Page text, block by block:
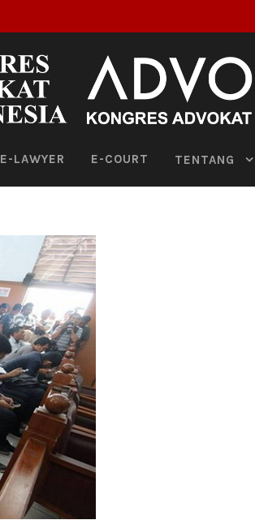
E-LAWYER E-COURT TENTANG